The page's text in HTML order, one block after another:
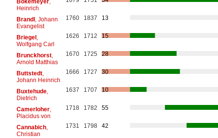
Heinrich
Brandl, Johann
Evangelist
1760 1837 13
Briegel,
Wolfgang Carl
1626 1712 15
Brunckhorst,
Arnold Matthias
1670 1725 28
Buttstedt,
Johann Heinrich
1666 1727 30
Buxtehude,
Dietrich
1637 1707 10
Camerloher,
Placidus von
1718 1782 55
Cannabich,
Christian
1731 1798 42